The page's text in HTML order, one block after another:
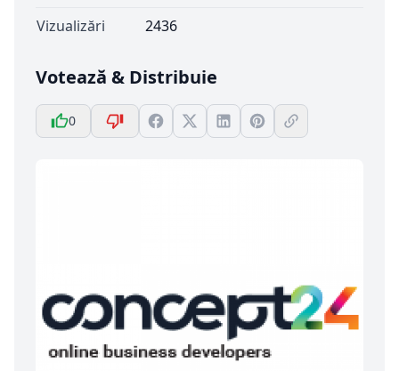
Vizualizări
2436
Votează & Distribuie
0